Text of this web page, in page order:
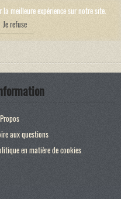
meilleure expérience sur notre site.
Je refuse
aux questions
en matière de cookies